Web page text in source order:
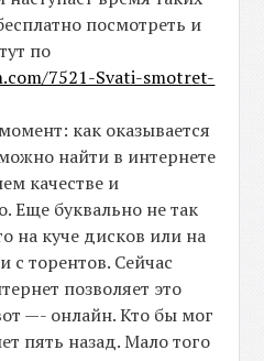
посмотреть и
по
7521-Svati-smotret-
как оказывается
найти в интернете
качестве и
Еще буквально не так
на куче дисков или на
с торентов. Сейчас
позволяет это
—- онлайн. Кто бы мог
пять назад. Мало того